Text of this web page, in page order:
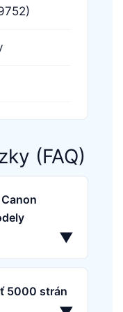
(FAQ)
▼
5000 strán